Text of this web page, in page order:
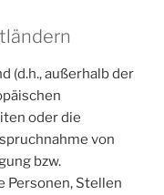
(d.h., außerhalb der
oder die
von
bzw.
Personen, Stellen